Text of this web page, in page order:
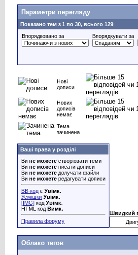
Параметри перегляду
Показано тем з 1 по 30, всього 129
Впорядковано за
Впорядкувати за
Нові
дописи
Нових
дописів
немає
Тема
зачинена
Ваші права у розділі
Ви не можете створювати теми
Ви не можете писати дописи
Ви не можете долучати файли
Ви не можете редагувати дописи
BB-код є Увімк.
Усмішки Увімк.
[IMG] код Увімк.
HTML код Вимк.
Правила форуму
Швидкий
Облако тегов